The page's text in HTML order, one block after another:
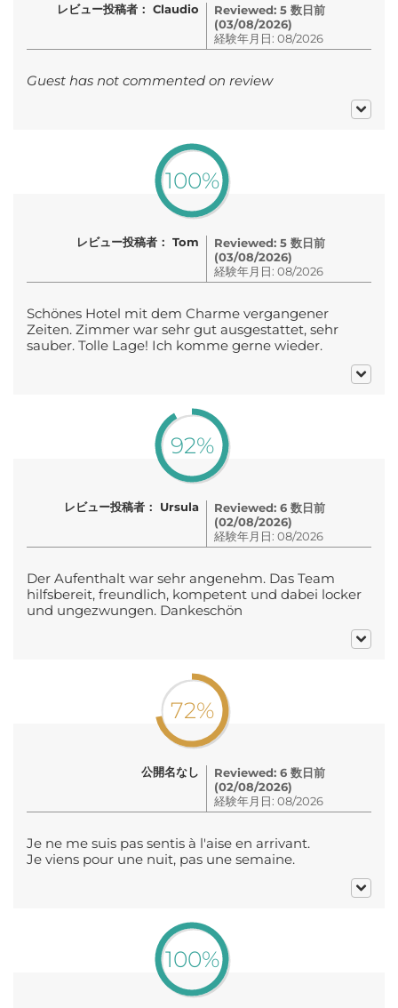
レビュー投稿者： Claudio
Reviewed: 5 数日前
(03/08/2026)
経験年月日: 08/2026
Guest has not commented on review
100%
レビュー投稿者： Tom
Reviewed: 5 数日前
(03/08/2026)
経験年月日: 08/2026
Schönes Hotel mit dem Charme vergangener
Zeiten. Zimmer war sehr gut ausgestattet, sehr
sauber. Tolle Lage! Ich komme gerne wieder.
92%
レビュー投稿者： Ursula
Reviewed: 6 数日前
(02/08/2026)
経験年月日: 08/2026
Der Aufenthalt war sehr angenehm. Das Team
hilfsbereit, freundlich, kompetent und dabei locker
und ungezwungen. Dankeschön
72%
公開名なし
Reviewed: 6 数日前
(02/08/2026)
経験年月日: 08/2026
Je ne me suis pas sentis à l'aise en arrivant.
Je viens pour une nuit, pas une semaine.
100%